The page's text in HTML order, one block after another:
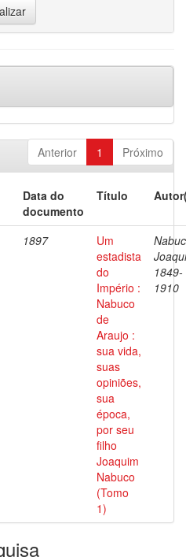
Anterior 1 Próximo
Data do
documento
Título
1897
Um
estadista
do
Império :
Nabuco
de
Araujo :
sua vida,
suas
opiniões,
sua
época,
por seu
filho
Joaquim
Nabuco
(Tomo
1)
1849-
1910